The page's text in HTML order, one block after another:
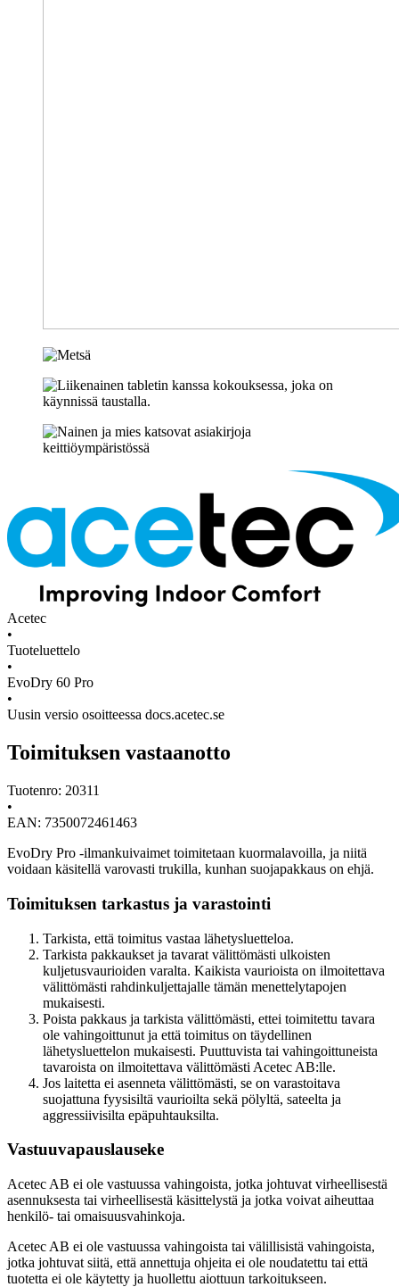
Acetec
•
Tuoteluettelo
•
EvoDry 60 Pro
•
Uusin versio osoitteessa docs.acetec.se
Toimituksen vastaanotto
Tuotenro: 20311
•
EAN: 7350072461463
EvoDry Pro -ilmankuivaimet toimitetaan kuormalavoilla, ja niitä
voidaan käsitellä varovasti trukilla, kunhan suojapakkaus on ehjä.
Toimituksen tarkastus ja varastointi
Tarkista, että toimitus vastaa lähetysluetteloa.
Tarkista pakkaukset ja tavarat välittömästi ulkoisten
kuljetusvaurioiden varalta. Kaikista vaurioista on ilmoitettava
välittömästi rahdinkuljettajalle tämän menettelytapojen
mukaisesti.
Poista pakkaus ja tarkista välittömästi, ettei toimitettu tavara
ole vahingoittunut ja että toimitus on täydellinen
lähetysluettelon mukaisesti. Puuttuvista tai vahingoittuneista
tavaroista on ilmoitettava välittömästi Acetec AB:lle.
Jos laitetta ei asenneta välittömästi, se on varastoitava
suojattuna fyysisiltä vaurioilta sekä pölyltä, sateelta ja
aggressiivisilta epäpuhtauksilta.
Vastuuvapauslauseke
Acetec AB ei ole vastuussa vahingoista, jotka johtuvat virheellisestä
asennuksesta tai virheellisestä käsittelystä ja jotka voivat aiheuttaa
henkilö- tai omaisuusvahinkoja.
Acetec AB ei ole vastuussa vahingoista tai välillisistä vahingoista,
jotka johtuvat siitä, että annettuja ohjeita ei ole noudatettu tai että
tuotetta ei ole käytetty ja huollettu aiottuun tarkoitukseen.